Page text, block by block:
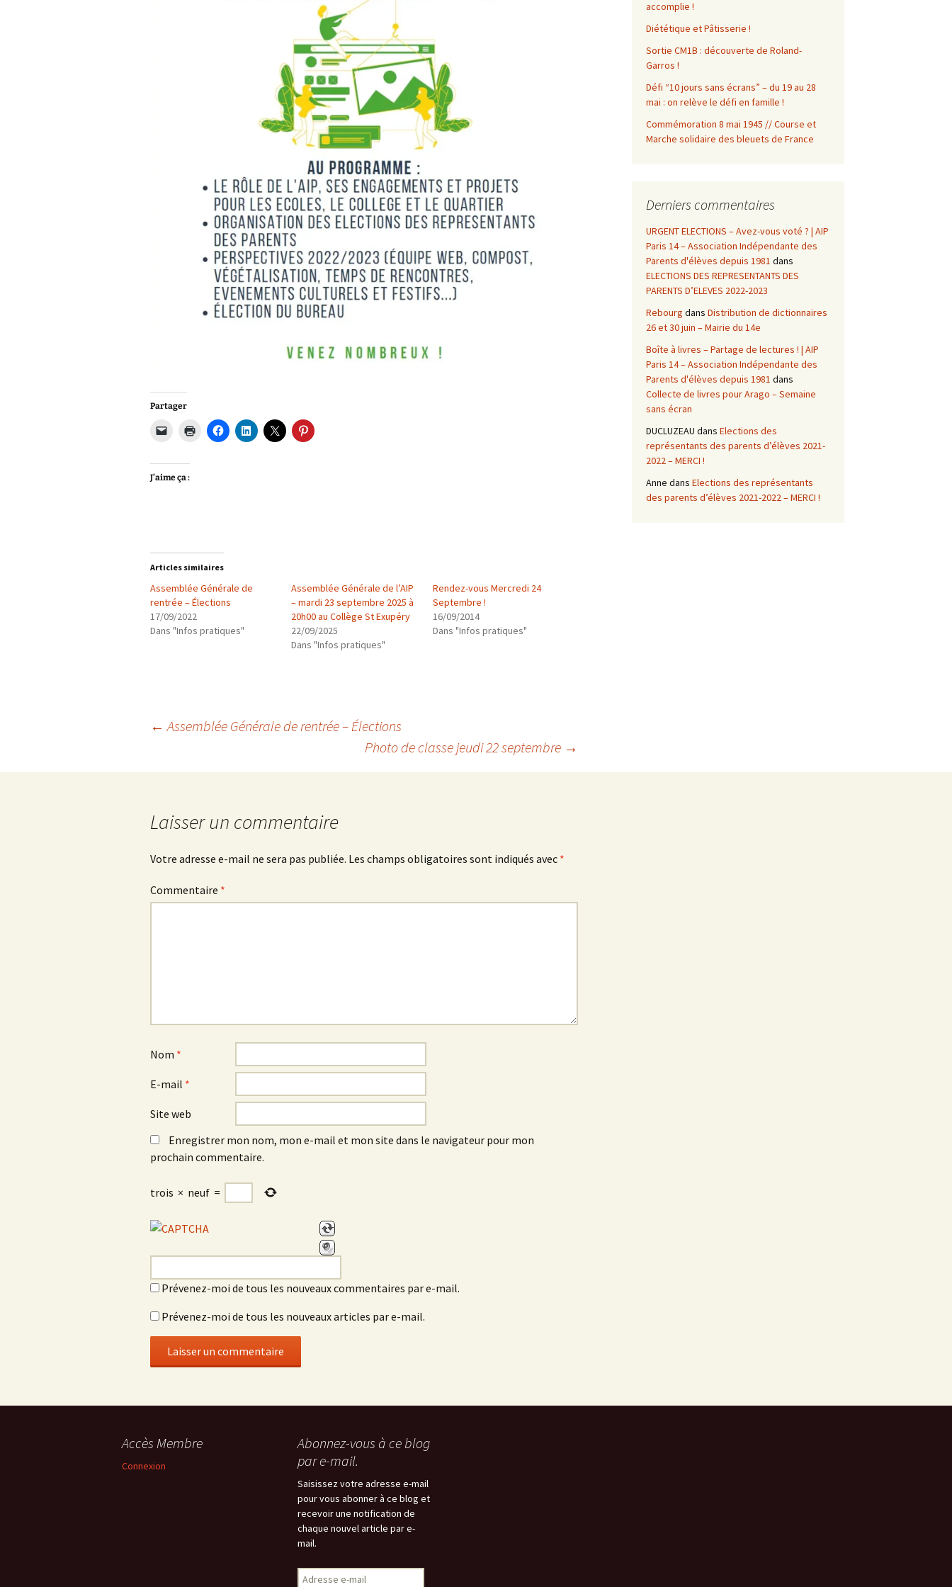
Partager
J’aime ça :
Articles similaires
Assemblée Générale de
rentrée – Élections
17/09/2022
Dans "Infos pratiques"
Assemblée Générale de l’AIP
– mardi 23 septembre 2025 à
20h00 au Collège St Exupéry
22/09/2025
Dans "Infos pratiques"
Rendez-vous Mercredi 24
Septembre !
16/09/2014
Dans "Infos pratiques"
Navigation
des
← Assemblée Générale de rentrée – Élections
Photo de classe jeudi 22 septembre →
Laisser un commentaire
Votre adresse e-mail ne sera pas publiée. Les champs obligatoires sont indiqués avec *
Commentaire *
Nom *
E-mail *
Site web
Enregistrer mon nom, mon e-mail et mon site dans le navigateur pour mon
prochain commentaire.
trois × neuf =
Prévenez-moi de tous les nouveaux commentaires par e-mail.
Prévenez-moi de tous les nouveaux articles par e-mail.
accomplie !
Diététique et Pâtisserie !
Sortie CM1B : découverte de Roland-
Garros !
Défi “10 jours sans écrans” – du 19 au 28
mai : on relève le défi en famille !
Commémoration 8 mai 1945 // Course et
Marche solidaire des bleuets de France
Derniers commentaires
URGENT ELECTIONS – Avez-vous voté ? | AIP
Paris 14 – Association Indépendante des
Parents d'élèves depuis 1981 dans
ELECTIONS DES REPRESENTANTS DES
PARENTS D’ELEVES 2022-2023
Rebourg dans Distribution de dictionnaires
26 et 30 juin – Mairie du 14e
Boîte à livres – Partage de lectures ! | AIP
Paris 14 – Association Indépendante des
Parents d'élèves depuis 1981 dans
Collecte de livres pour Arago – Semaine
sans écran
DUCLUZEAU dans Elections des
représentants des parents d’élèves 2021-
2022 – MERCI !
Anne dans Elections des représentants
des parents d’élèves 2021-2022 – MERCI !
Accès Membre
Connexion
Abonnez-vous à ce blog
par e-mail.
Saisissez votre adresse e-mail
pour vous abonner à ce blog et
recevoir une notification de
chaque nouvel article par e-
mail.
Adresse